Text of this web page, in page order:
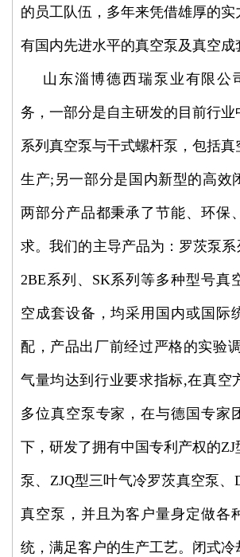
的员工队伍，多年来凭借雄厚的
有国内先进水平的真空泵及真空成
山东淄博德西瑞泵业有限公
务，一部分是自主研发的目前行
系列真空泵与干式螺杆泵，包括真
生产;另一部分是国内新型的高效
两部分产品都秉承了节能、环保
求。我们的主导产品为：罗茨泵系
2BE系列、SK系列等多种型号真
空成套设备，均采用国内或国际
配，产品出厂前经过严格的实验
气量均达到行业要求指标,在真空
多位真空泵专家，在与德国专家
下，研发了拥有中国专利产权的
泵、ZJQ型三叶气冷罗茨真空泵、
真空泵，并且为客户量身定做各
统，满足客户的生产工艺。闭式